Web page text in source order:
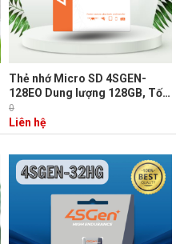
Thẻ nhớ Micro SD 4SGEN-
128EO Dung lượng 128GB, Tốc
độ đọc 95MB/s, Tốc độ ghi
10MB/s
0
Liên hệ